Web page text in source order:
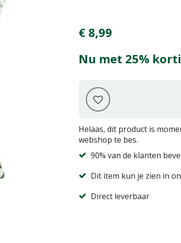
€ 8,99
Nu met 25%
Helaas, dit product is
webshop te bes.
90% van de klanten
Dit item kun je zien in
Direct leverbaar